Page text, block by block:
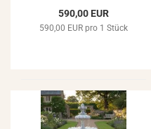
590,00 EUR
590,00 EUR pro 1 Stück